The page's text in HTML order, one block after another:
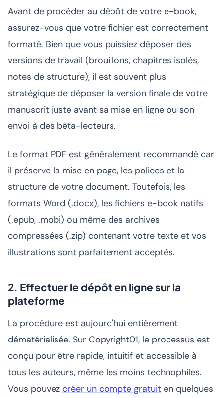
Avant de procéder au dépôt de votre e-book,
assurez-vous que votre fichier est correctement
formaté. Bien que vous puissiez déposer des
versions de travail (brouillons, chapitres isolés,
notes de structure), il est souvent plus
stratégique de déposer la version finale de votre
manuscrit juste avant sa mise en ligne ou son
envoi à des bêta-lecteurs.
Le format PDF est généralement recommandé car
il préserve la mise en page, les polices et la
structure de votre document. Toutefois, les
formats Word (.docx), les fichiers e-book natifs
(.epub, .mobi) ou même des archives
compressées (.zip) contenant votre texte et vos
illustrations sont parfaitement acceptés.
2. Effectuer le dépôt en ligne sur la
plateforme
La procédure est aujourd'hui entièrement
dématérialisée. Sur Copyright01, le processus est
conçu pour être rapide, intuitif et accessible à
tous les auteurs, même les moins technophiles.
Vous pouvez créer un compte gratuit en quelques